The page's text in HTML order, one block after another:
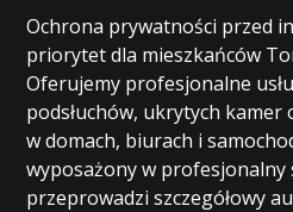
Ochrona prywatności przed
priorytet dla mieszkańców
Oferujemy profesjonalne
podsłuchów, ukrytych kamer
w domach, biurach i
wyposażony w profesjonalny
przeprowadzi szczegółowy